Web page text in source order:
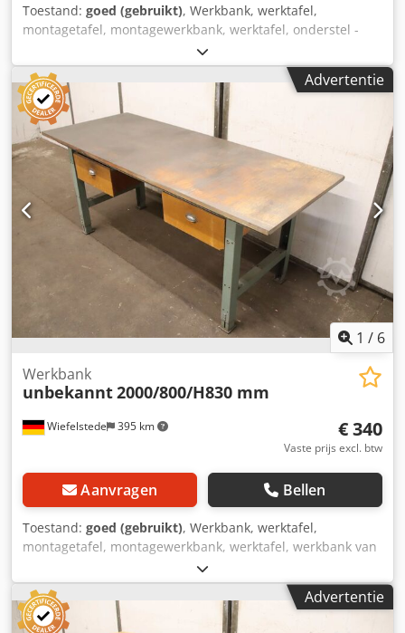
Toestand: goed (gebruikt), Werkbank, werktafel,
montagetafel, montagewerkbank, werktafel, onderstel -
Onderstel: werktafel met buisframe en montageplaten
voor zwenkwielen -Breedte: 1200 mm -Diepte: 800 mm -
Hoogte: 720 mm -Aantal: 1x werkbank aanwezig Dwsdpfx
Ahezru Tmonea -Gewicht: 29 kg
Advertentie
1 / 6
Wiefelstede 395 km
Werkbank
unbekannt2000/800/H830 mm
€ 340
Vaste prijs excl. btw
Aanvragen Bellen
Toestand: goed (gebruikt), Werkbank, werktafel,
montagetafel, montagewerkbank, werktafel, werkbank van
hout, werkbank van aluminium Dodszrli Espfx Ahnswa -
Werkbank: werkbank met lades / robuuste uitvoering, in
hoogte verstelbaar -Breedte: 2000 mm -Diepte: 800 mm -
Hoogte: 830 mm, verstelbaar, zie foto's -Gewicht: 74 kg
Advertentie